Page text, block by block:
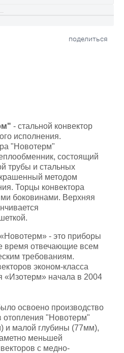
поделиться
- стальной конвектор
исполнения.
"Новотерм"
состоящий
трубы и стальных
методом
Торцы конвектора
боковинами. Верхняя
- это приборы
время отвечающие всем
требованиям.
эконом-класса
«Изотерм» начала в 2004
освоено производство
отопления "Новотерм"
и малой глубины (77мм),
меньшей
с медно-